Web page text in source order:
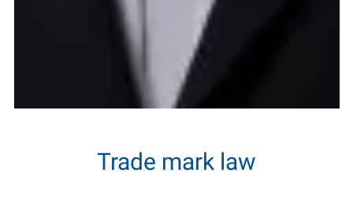
Trade mark law